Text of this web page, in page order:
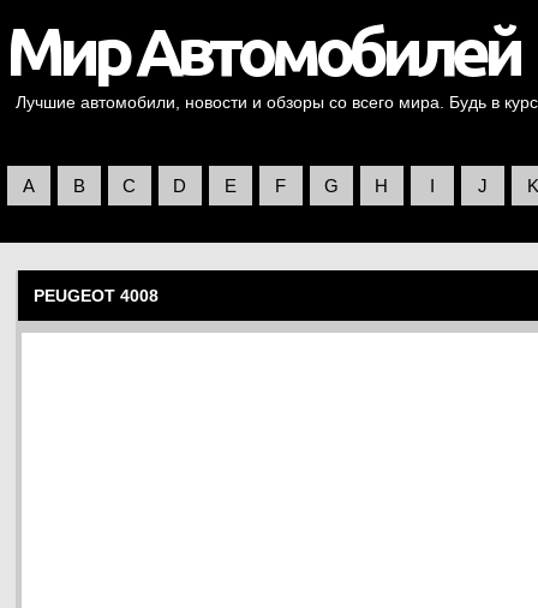
Лучшие автомобили, новости и обзоры со всего мира. Будь в
A B C D E F G H I J K
PEUGEOT 4008